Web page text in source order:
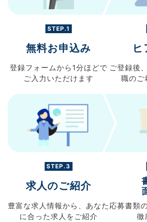
STEP.1
無料お申込み
登録フォームから 1分ほどで
ご入力 いただけます
ご登録後、
職のご
STEP.3
求人のご紹介
豊富な求人情報から、 あなた
に合った求人を ご紹介
応募書類
徹